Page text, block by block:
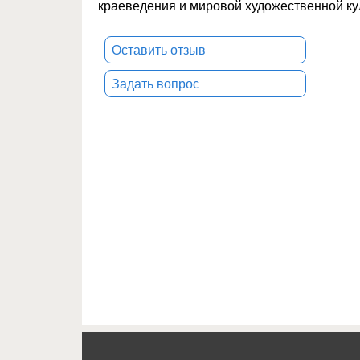
краеведения и мировой художественной
Оставить отзыв
Задать вопрос